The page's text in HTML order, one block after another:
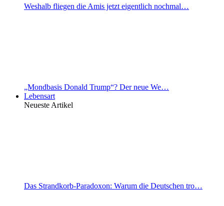
Weshalb fliegen die Amis jetzt eigentlich nochmal…
„Mondbasis Donald Trump“? Der neue We…
Lebensart
Neueste Artikel
Das Strandkorb-Paradoxon: Warum die Deutschen tro…